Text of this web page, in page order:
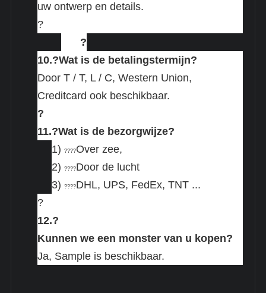
uw ontwerp en details.
?
?
10.?Wat is de betalingstermijn?
Door T / T, L / C, Western Union,
Creditcard ook beschikbaar.
?
11.?Wat is de bezorgwijze?
1) ????Over zee,
2) ????Door de lucht
3) ????DHL, UPS, FedEx, TNT ...
?
12.?
Kunnen we een monster van u kopen?
Ja, Sample is beschikbaar.